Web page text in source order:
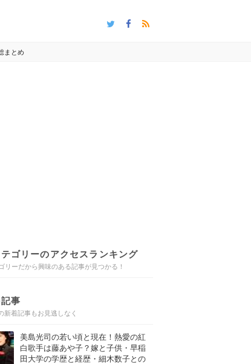
まとめ
ゴリーのアクセスランキング
リーだから興味のある記事が見つかる！
事
新着記事もお見逃しなく
美島光司の若い頃と現在！熱愛の紅
白歌手は藤あや子？嫁と子供・早稲
田大学の学歴と経歴・細木数子との